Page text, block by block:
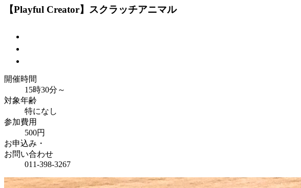
【Playful Creator】スクラッチアニマル
開催時間
15時30分～
対象年齢
特になし
参加費用
500円
お申込み・
お問い合わせ
011‐398‐3267